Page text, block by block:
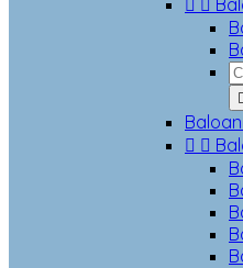
 

 